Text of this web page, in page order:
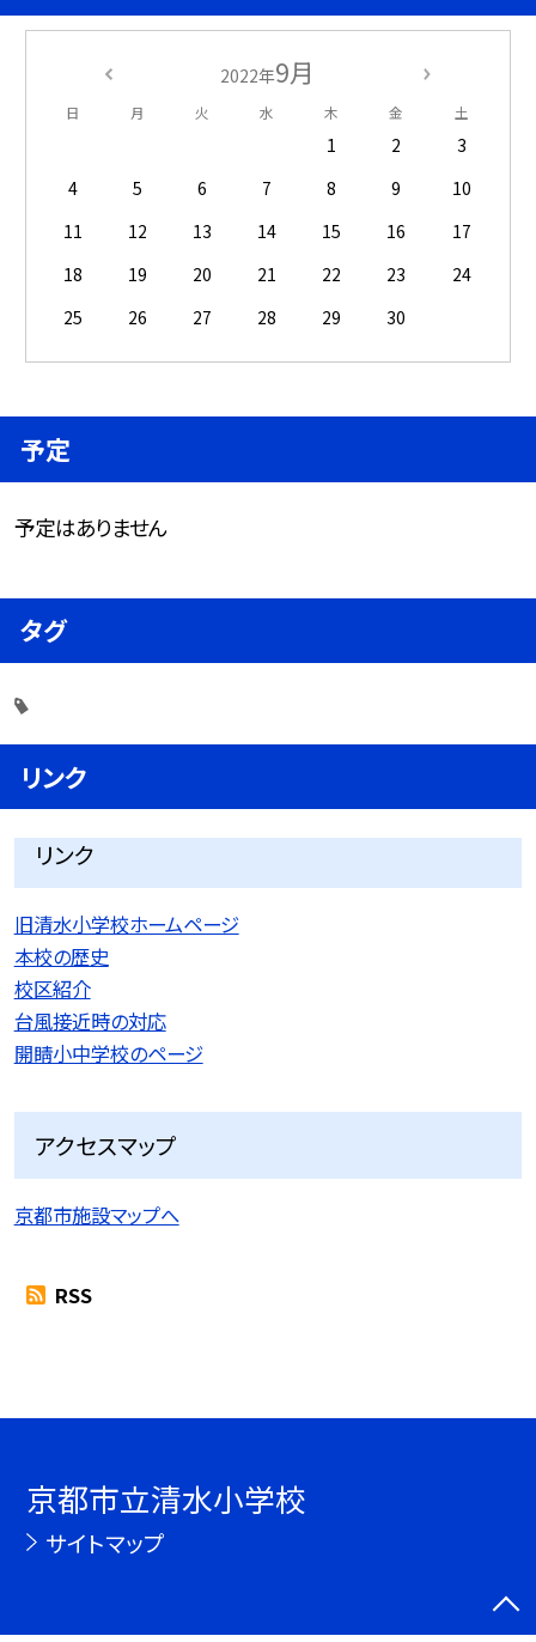
2022年9月
日 月 火 水 木 金 土
1 2
3
4
5 6 7 8 9
10
11
12 13 14 15 16
17
18
19 20 21 22 23
24
25
26 27 28 29 30
予定
予定はありません
タグ
リンク
リンク
旧清水小学校ホームページ
本校の歴史
校区紹介
台風接近時の対応
開睛小中学校のページ
アクセスマップ
京都市施設マップへ
RSS
京都市立清水小学校
サイトマップ